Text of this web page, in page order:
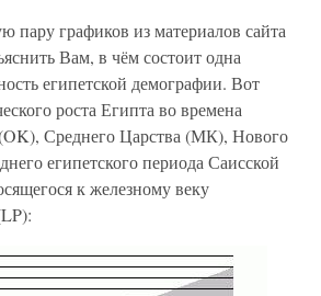
пару графиков из материалов сайта
Вам, в чём состоит одна
египетской демографии. Вот
роста Египта во времена
Среднего Царства (МК), Нового
египетского периода Саисской
к железному веку